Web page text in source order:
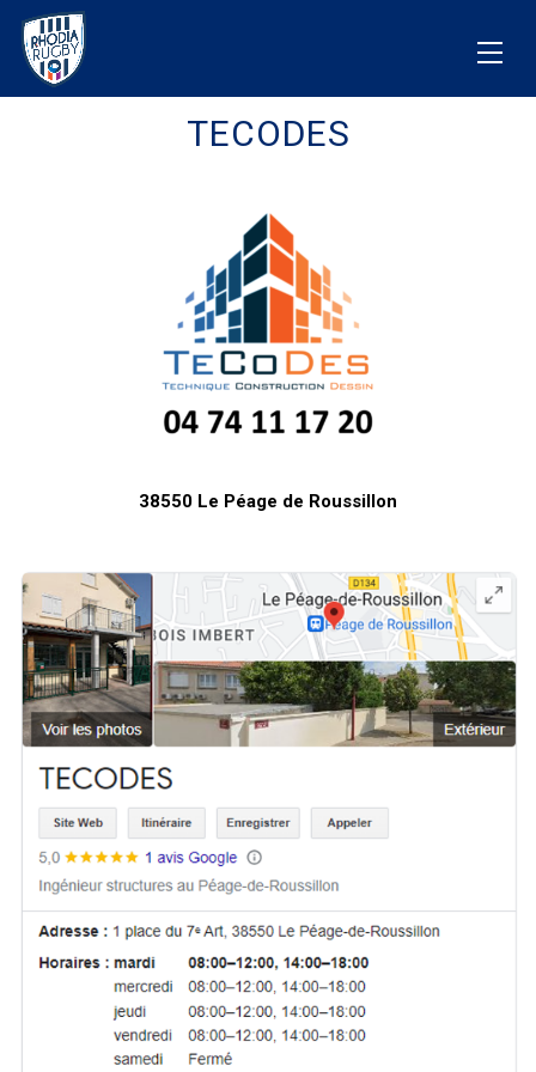
TECODES
38550 Le Péage de Roussillon